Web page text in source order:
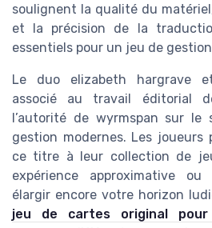
soulignent la qualité du
et la précision de la
essentiels pour un jeu de
Le duo elizabeth hargrave
associé au travail éditorial
l’autorité de wyrmspan sur le
gestion modernes. Les
ce titre à leur collection de
expérience approximative
élargir encore votre horizon
jeu de cartes original pour